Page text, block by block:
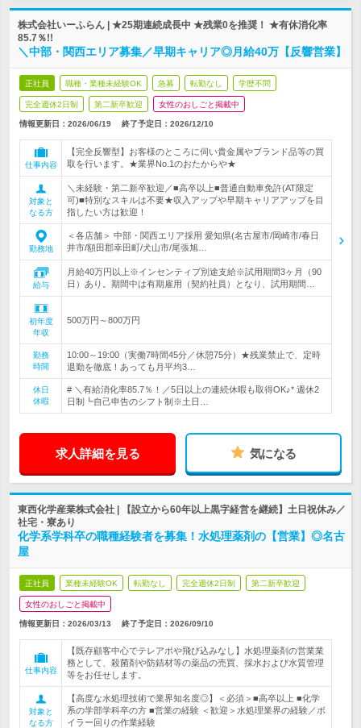
株式会社いーふらん | ★25期連続成長中 ★残業0を推奨！ ★有休消化率
85.7％!!
＼中部・関西エリア募集／早期キャリア◎月給40万【反響営業】
正社員 職種・業種未経験OK 急募 転勤なし 学歴不問
完全週休2日制 第二新卒歓迎 女性のおしごと掲載中
情報更新日：2026/06/19 終了予定日： 2026/12/10
仕事内容
【完全反響型】お客様のところに伺い貴金属やブランド品等の買
取を行います。★業界No.1のおたからや★
対象と
なる方
＼未経験・第二新卒歓迎／■高卒以上■普通自動車免許(AT限定
可)■特別なスキルは不要★収入アップや早期キャリアアップを目
指したい方は歓迎！
勤務地
＜各店舗＞ 中部・関西エリア採用 愛知県(名古屋市/岡崎市/春日
井市/額田郡幸田町/犬山市/尾張旭…
給与
月給40万円以上※インセンティブ別途支給※試用期間3ヶ月（90
日）あり。期間中は有期雇用（契約社員）となり、試用期間…
初年度
年収
500万円～800万円
勤務
時間
10:00～19:00（実働7時間45分／休憩75分）★残業禁止で、定時
退勤を徹底！あっても月平均3…
休日
休暇
# ＼有給消化率85.7％！／5日以上の連続休暇も取得OK♪* 週休2
日制┗自己申告のシフト制※土日…
求人詳細を見る 気になる
東西化学産業株式会社 | 【設立から60年以上黒字経営を継続】土日祝休み／
社宅・寮あり
化学系学科卒の職種経験者を募集！水処理薬剤の【営業】◎名古
屋
正社員 業種未経験OK 転勤なし 完全週休2日制 第二新卒歓迎
女性のおしごと掲載中
情報更新日：2026/03/13 終了予定日： 2026/09/10
仕事内容
【既存顧客中心でテレアポや飛び込みなし】水処理薬剤の営業業
務として、殺菌剤や防錆材等の薬品の売買、採水および水質管理
等をお任せします。
対象と
なる方
【高度な水処理技術で業界知名度◎】＜必須＞■高卒以上 ■化学
系の学部学科卒の方 ■営業の経験 ＜歓迎＞水処理業界の経験／ボ
イラー回りの作業経験